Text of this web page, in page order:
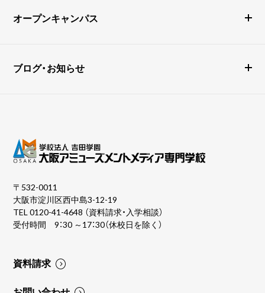
オープンキャンパス
ブログ・お知らせ
〒532-0011
大阪市淀川区西中島3-12-19
TEL0120-41-4648 （資料請求・入学相談）
受付時間 9：30 ～17：30（休校日を除く）
資料請求